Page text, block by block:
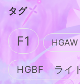
タグ
F1
HGBF ライ